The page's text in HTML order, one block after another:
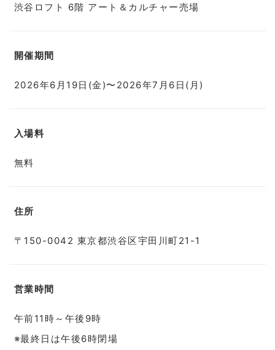
渋谷ロフト 6階 アート＆カルチャー売場
開催期間
2026年6月19日(金)〜2026年7月6日(月)
入場料
無料
住所
〒150-0042 東京都渋谷区宇田川町21-1
営業時間
午前11時～午後9時
※最終日は午後6時閉場